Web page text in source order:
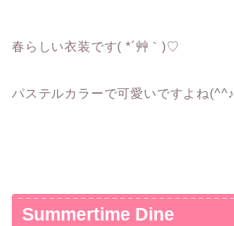
春らしい衣装です( *´艸｀)♡
パステルカラーで可愛いですよね(^^♪
Summertime Dine